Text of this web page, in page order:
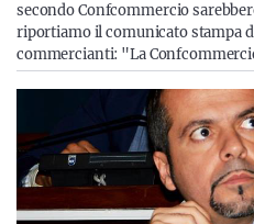
secondo Confcommercio
riportiamo il comunicato stampa
commercianti: "La